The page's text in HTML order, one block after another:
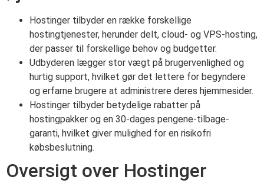
Hostinger tilbyder en række forskellige
hostingtjenester, herunder delt, cloud- og VPS-hosting,
der passer til forskellige behov og budgetter.
Udbyderen lægger stor vægt på brugervenlighed og
hurtig support, hvilket gør det lettere for begyndere
og erfarne brugere at administrere deres hjemmesider.
Hostinger tilbyder betydelige rabatter på
hostingpakker og en 30-dages pengene-tilbage-
garanti, hvilket giver mulighed for en risikofri
købsbeslutning.
Oversigt over Hostinger